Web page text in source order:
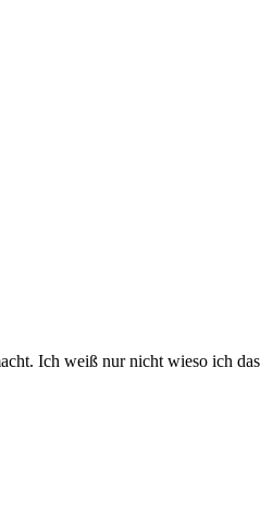
Ich weiß nur nicht wieso ich das